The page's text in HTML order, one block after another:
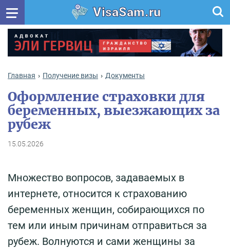
VisaSam.ru
Главная Получение визы Документы
Оформление страховки для
беременных, выезжающих за
рубеж
15.05.2026
Множество вопросов, задаваемых в
интернете, относится к страхованию
беременных женщин, собирающихся по
тем или иным причинам отправиться за
рубеж. Волнуются и сами женщины за